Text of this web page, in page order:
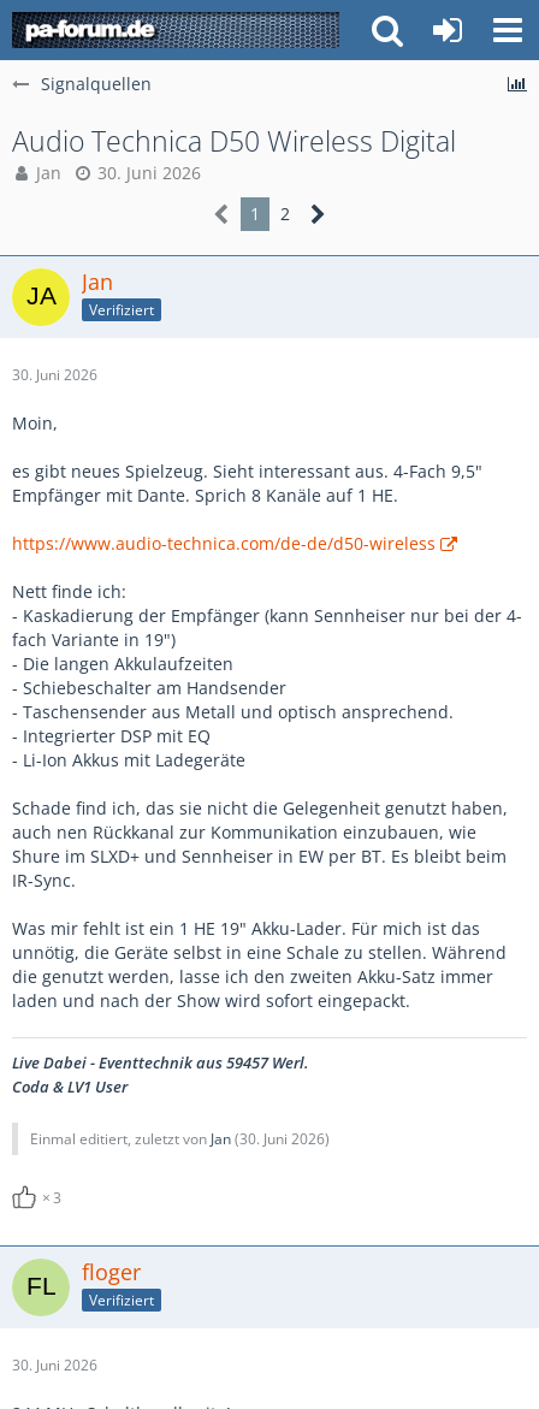
Signalquellen
Audio Technica D50 Wireless Digital
Jan
30. Juni 2026
1
2
Jan
Verifiziert
30. Juni 2026
Moin,
es gibt neues Spielzeug. Sieht interessant aus. 4-Fach 9,5"
Empfänger mit Dante. Sprich 8 Kanäle auf 1 HE.
https://www.audio-technica.com/de-de/d50-wireless
Nett finde ich:
- Kaskadierung der Empfänger (kann Sennheiser nur bei der 4-
fach Variante in 19")
- Die langen Akkulaufzeiten
- Schiebeschalter am Handsender
- Taschensender aus Metall und optisch ansprechend.
- Integrierter DSP mit EQ
- Li-Ion Akkus mit Ladegeräte
Schade find ich, das sie nicht die Gelegenheit genutzt haben,
auch nen Rückkanal zur Kommunikation einzubauen, wie
Shure im SLXD+ und Sennheiser in EW per BT. Es bleibt beim
IR-Sync.
Was mir fehlt ist ein 1 HE 19" Akku-Lader. Für mich ist das
unnötig, die Geräte selbst in eine Schale zu stellen. Während
die genutzt werden, lasse ich den zweiten Akku-Satz immer
laden und nach der Show wird sofort eingepackt.
Live Dabei - Eventtechnik aus 59457 Werl.
Coda & LV1 User
Einmal editiert, zuletzt von Jan(30. Juni 2026)
3
floger
Verifiziert
30. Juni 2026